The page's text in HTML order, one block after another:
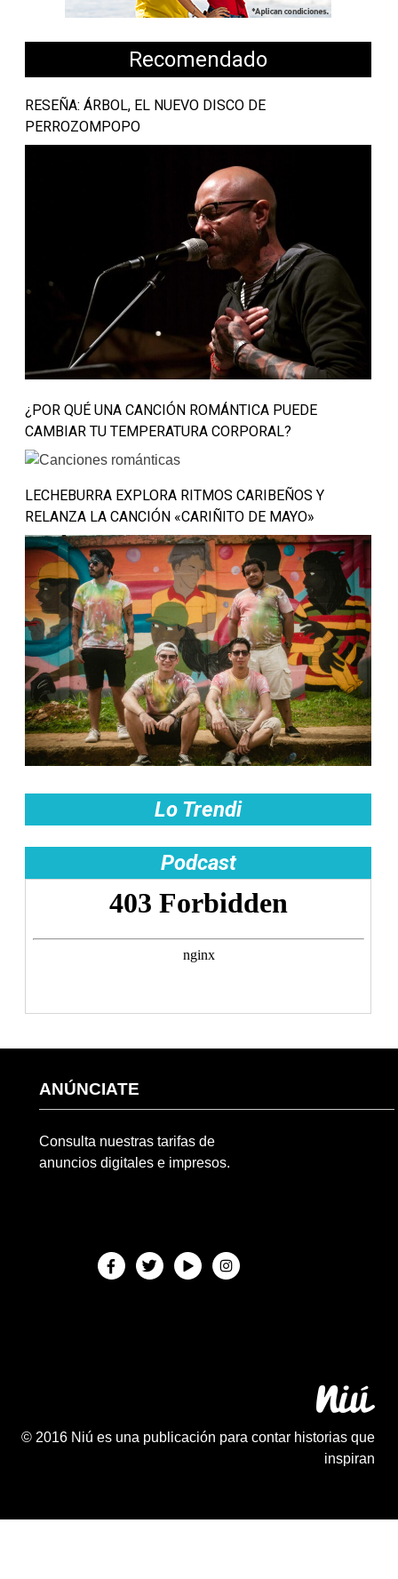
Recomendado
RESEÑA: ÁRBOL, EL NUEVO DISCO DE
PERROZOMPOPO
¿POR QUÉ UNA CANCIÓN ROMÁNTICA PUEDE
CAMBIAR TU TEMPERATURA CORPORAL?
LECHEBURRA EXPLORA RITMOS CARIBEÑOS Y
RELANZA LA CANCIÓN «CARIÑITO DE MAYO»
Lo Trendi
Podcast
ANÚNCIATE
Consulta nuestras tarifas de
anuncios digitales e impresos.
© 2016 Niú es una publicación para contar historias que
inspiran